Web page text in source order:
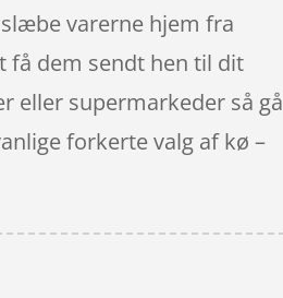
varerne hjem fra
få dem sendt hen til dit
eller supermarkeder så gå
forkerte valg af kø –